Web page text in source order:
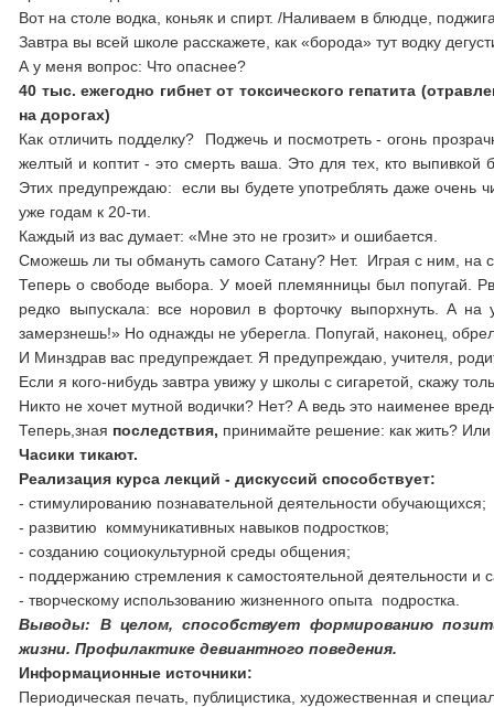
Вот на столе водка, коньяк и спирт. /Наливаем в блюдце,
Завтра вы всей школе расскажете, как «борода» тут водку
А у меня вопрос: Что опаснее?
40 тыс. ежегодно гибнет от токсического гепатита
на дорогах)
Как отличить подделку? Поджечь и посмотреть - огонь
желтый и коптит - это смерть ваша. Это для тех, кто выпивкой
Этих предупреждаю: если вы будете употреблять даже очень
уже годам к 20-ти.
Каждый из вас думает: «Мне это не грозит» и ошибается.
Сможешь ли ты обмануть самого Сатану? Нет. Играя с ним, на
Теперь о свободе выбора. У моей племянницы был попугай.
редко выпускала: все норовил в форточку выпорхнуть. А
замерзнешь!» Но однажды не уберегла. Попугай, наконец,
И Минздрав вас предупреждает. Я предупреждаю, учителя,
Если я кого-нибудь завтра увижу у школы с сигаретой, скажу
Никто не хочет мутной водички? Нет? А ведь это наименее
Теперь,зная последствия, принимайте решение: как жить? Или
Часики тикают.
Реализация курса лекций - дискуссий способствует:
- стимулированию познавательной деятельности обучающихся;
- развитию коммуникативных навыков подростков;
- созданию социокультурной среды общения;
- поддержанию стремления к самостоятельной деятельности и
- творческому использованию жизненного опыта подростка.
Выводы:
В целом, способствует формированию
жизни. Профилактике девиантного поведения.
Информационные источники:
Периодическая печать, публицистика, художественная и